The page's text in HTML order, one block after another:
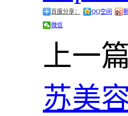
百度分享： QQ空间
微信
上一篇
苏美